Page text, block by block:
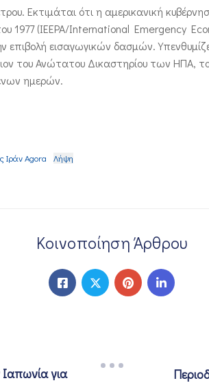
Εκτιμάται ότι η αμερικανική
1977 (IEEPA/International Emergency
επιβολή εισαγωγικών δασμών.
του Ανώτατου Δικαστηρίου των ΗΠΑ, το
ημερών.
Ιράν Agora Λήψη
Κοινοποίηση Άρθρου
για